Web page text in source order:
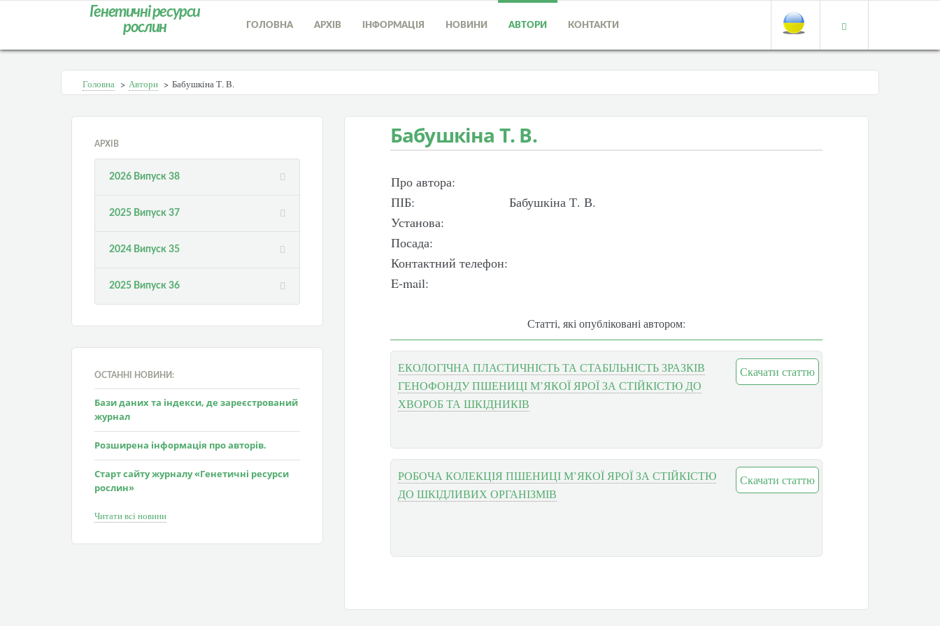
Генетичні ресурси
рослин
ГОЛОВНА АРХІВ ІНФОРМАЦІЯ НОВИНИ АВТОРИ КОНТАКТИ
Головна > Автори > Бабушкіна Т. В.
АРХІВ
2026 Випуск 38
2025 Випуск 37
2024 Випуск 35
2025 Випуск 36
ОСТАННІ НОВИНИ:
Бази даних та індекси, де зареєстрований
журнал
Розширена інформація про авторів.
Старт сайту журналу «Генетичні ресурси
рослин»
Читати всі новини
Бабушкіна Т. В.
Про автора:
ПІБ:
Бабушкіна Т. В.
Установа:
Посада:
Контактний телефон:
E-mail:
Статті, які опубліковані автором:
Скачати статтю
ЕКОЛОГІЧНА ПЛАСТИЧНІСТЬ ТА СТАБІЛЬНІСТЬ ЗРАЗКІВ
ГЕНОФОНДУ ПШЕНИЦІ М’ЯКОЇ ЯРОЇ ЗА СТІЙКІСТЮ ДО
ХВОРОБ ТА ШКІДНИКІВ
Скачати статтю
РОБОЧА КОЛЕКЦІЯ ПШЕНИЦІ М’ЯКОЇ ЯРОЇ ЗА СТІЙКІСТЮ
ДО ШКІДЛИВИХ ОРГАНІЗМІВ